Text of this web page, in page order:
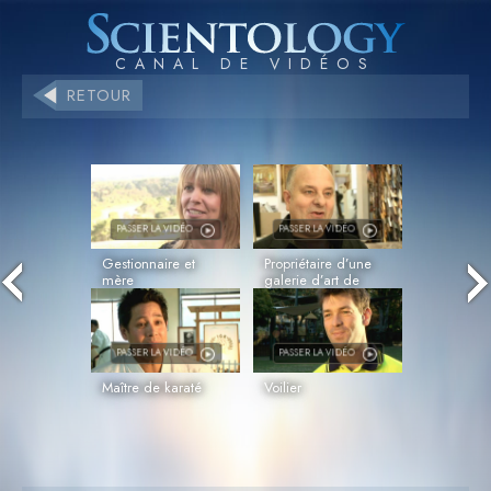
RETOUR
PASSER LA VIDÉO
Gestionnaire et
mère
PASSER LA VIDÉO
Propriétaire d’une
galerie d’art de
cadres
PASSER LA VIDÉO
Maître de karaté
PASSER LA VIDÉO
Voilier